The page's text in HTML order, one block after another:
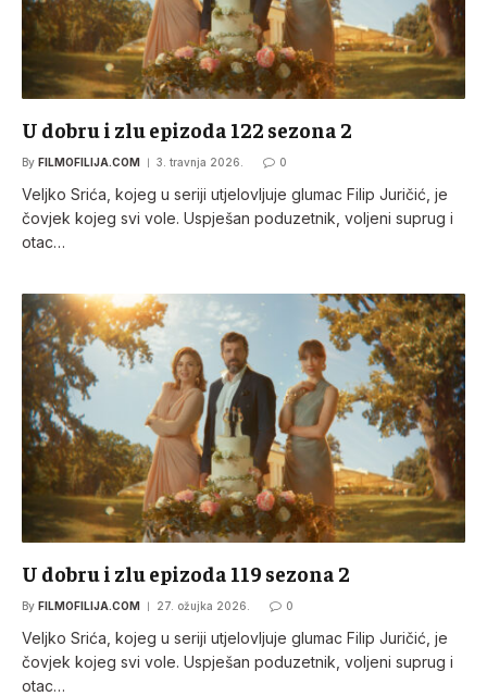
U dobru i zlu epizoda 122 sezona 2
By FILMOFILIJA.COM 3. travnja 2026. 0
Veljko Srića, kojeg u seriji utjelovljuje glumac Filip Juričić, je
čovjek kojeg svi vole. Uspješan poduzetnik, voljeni suprug i
otac…
U dobru i zlu epizoda 119 sezona 2
By FILMOFILIJA.COM 27. ožujka 2026. 0
Veljko Srića, kojeg u seriji utjelovljuje glumac Filip Juričić, je
čovjek kojeg svi vole. Uspješan poduzetnik, voljeni suprug i
otac…